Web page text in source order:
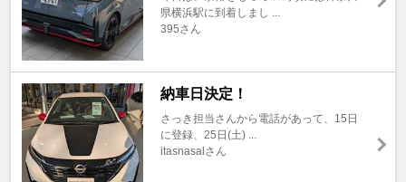
県横浜駅に到着しまし ...
395さん
納車日決定！
さっき担当さんから電話があって、15日
に登録、25日(土) ...
itasnasalさん